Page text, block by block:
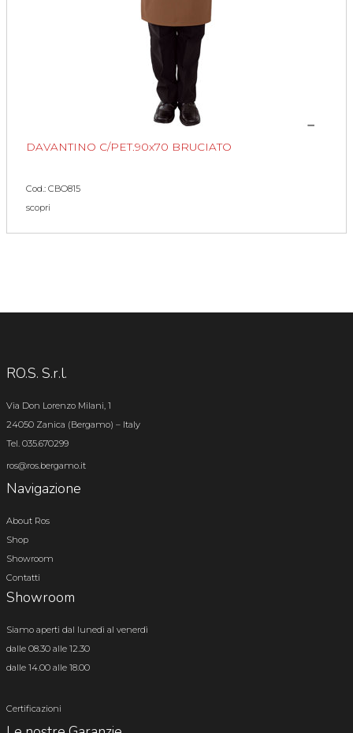
DAVANTINO C/PET.90x70 BRUCIATO
Cod.: CBO815
scopri
RO.S. S.r.l.
Via Don Lorenzo Milani, 1
24050 Zanica (Bergamo) – Italy
Tel. 035.670299
ros@ros.bergamo.it
Navigazione
About Ros
Shop
Showroom
Contatti
Showroom
Siamo aperti dal lunedì al venerdì
dalle 08.30 alle 12.30
dalle 14.00 alle 18.00
Certificazioni